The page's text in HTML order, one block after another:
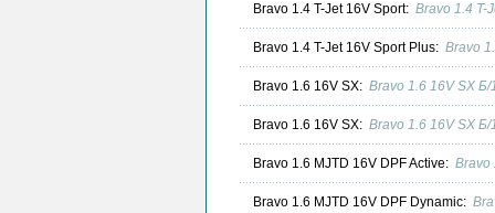
Bravo 1.4 T-Jet 16V Sport: Bravo 1.4 T-
Bravo 1.4 T-Jet 16V Sport Plus: Bravo
Bravo 1.6 16V SX: Bravo 1.6 16V SX
Bravo 1.6 16V SX: Bravo 1.6 16V SX
Bravo 1.6 MJTD 16V DPF Active: Bravo
Bravo 1.6 MJTD 16V DPF Dynamic: